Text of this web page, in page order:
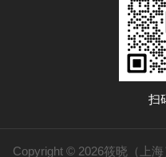
扫
Copyright © 2026筱晓（上